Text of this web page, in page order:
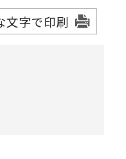
文字で印刷